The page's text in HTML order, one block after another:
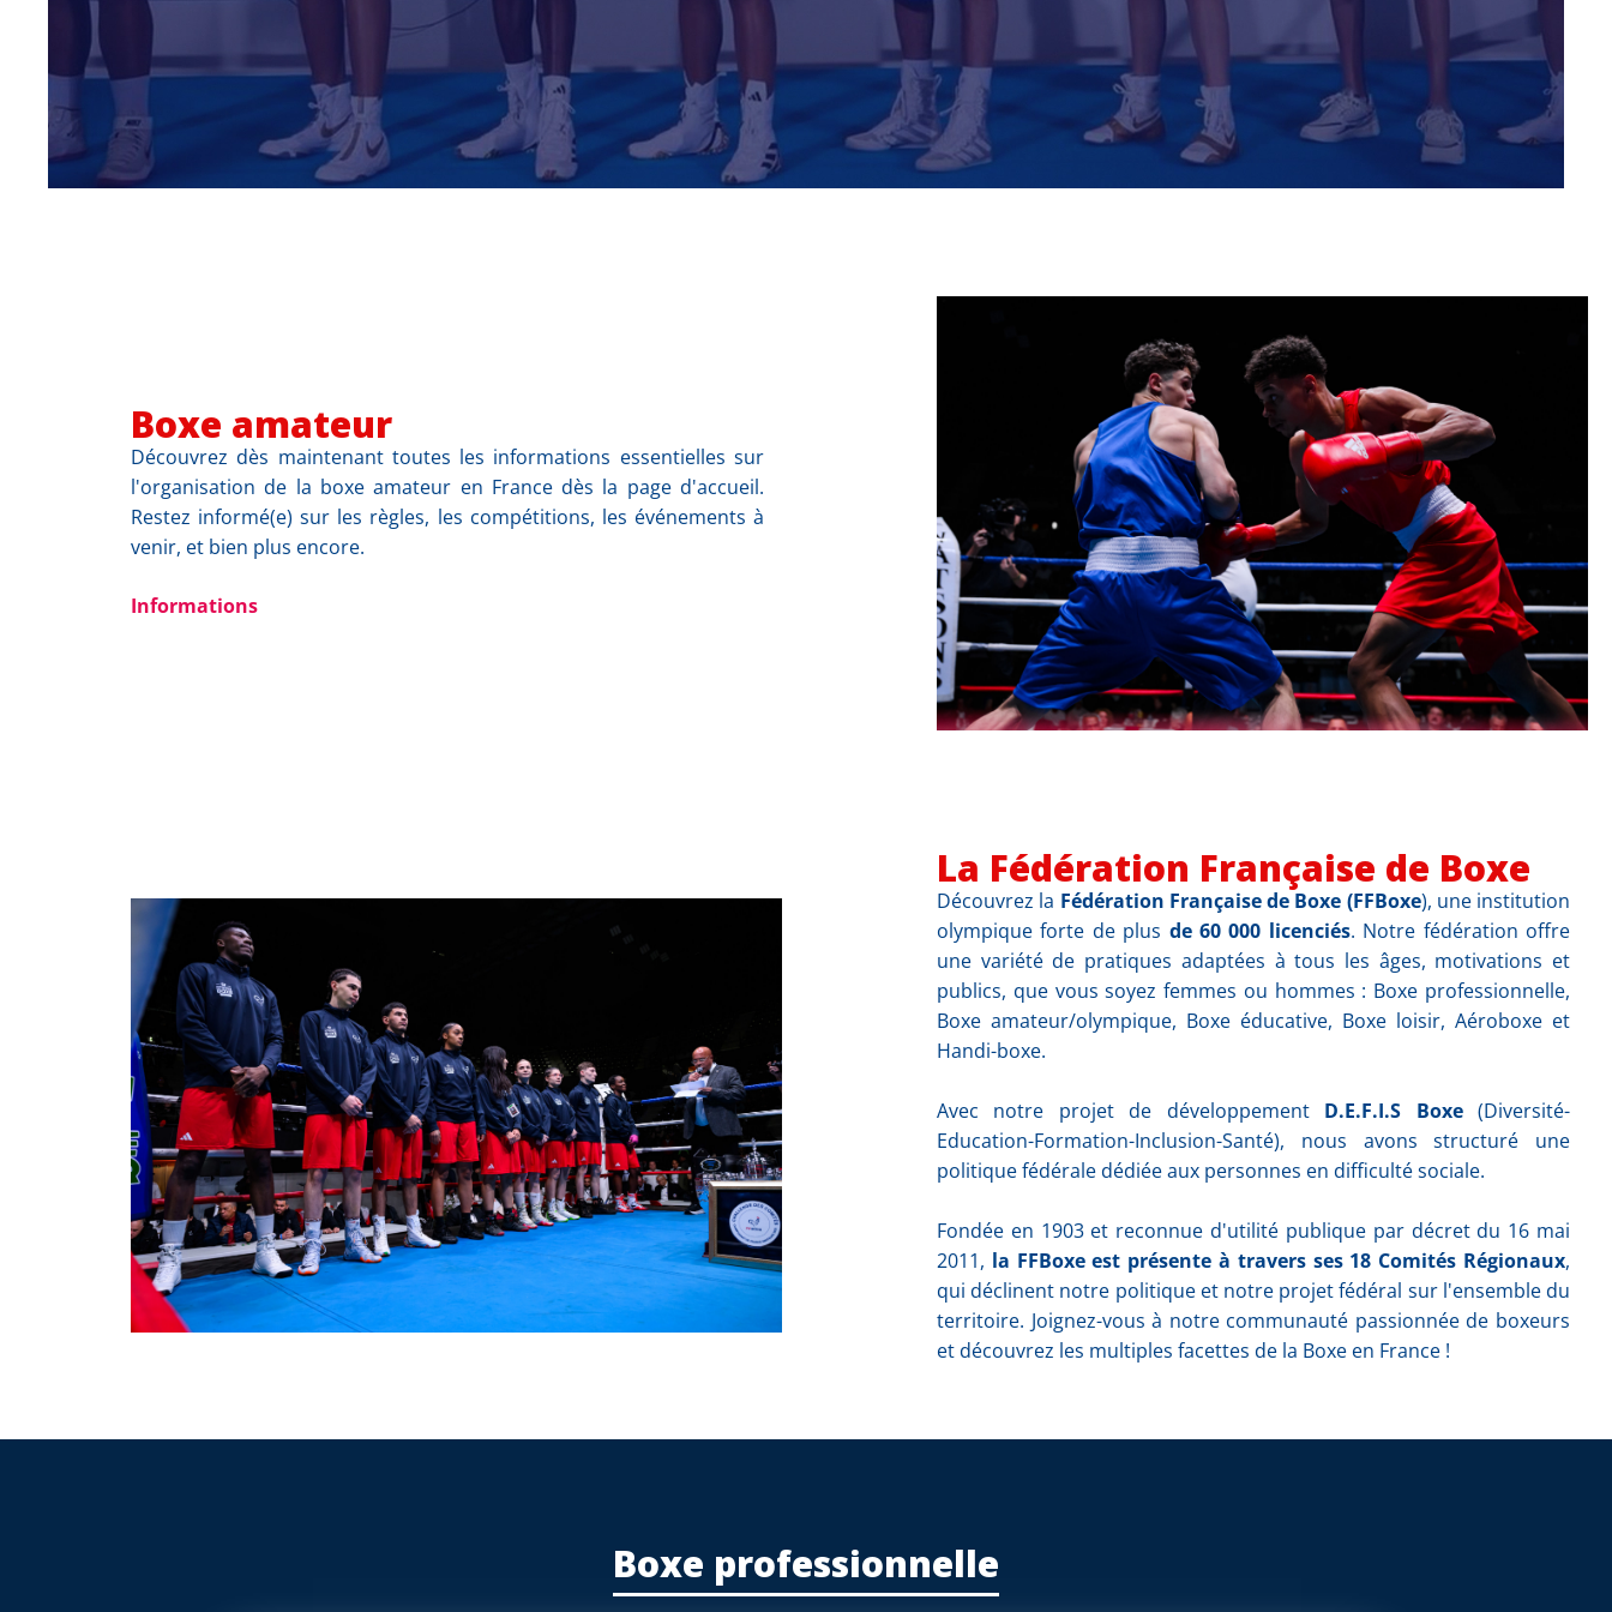
Boxe amateur
Découvrez dès maintenant toutes les informations essentielles sur
l'organisation de la boxe amateur en France dès la page d'accueil.
Restez informé(e) sur les règles, les compétitions, les événements à
venir, et bien plus encore.
Informations
La Fédération Française de Boxe
Découvrez la Fédération Française de Boxe (FFBoxe), une institution
olympique forte de plus de 60 000 licenciés. Notre fédération offre
une variété de pratiques adaptées à tous les âges, motivations et
publics, que vous soyez femmes ou hommes : Boxe professionnelle,
Boxe amateur/olympique, Boxe éducative, Boxe loisir, Aéroboxe et
Handi-boxe.
Avec notre projet de développement D.E.F.I.S Boxe(Diversité-
Education-Formation-Inclusion-Santé), nous avons structuré une
politique fédérale dédiée aux personnes en difficulté sociale.
Fondée en 1903 et reconnue d'utilité publique par décret du 16 mai
2011, la FFBoxe est présente à travers ses 18 Comités Régionaux,
qui déclinent notre politique et notre projet fédéral sur l'ensemble du
territoire. Joignez-vous à notre communauté passionnée de boxeurs
et découvrez les multiples facettes de la Boxe en France !
Boxe professionnelle